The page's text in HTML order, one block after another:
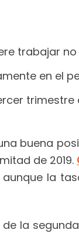
trabajar
en el
trimestre
buena
de 2019.
aunque la
la